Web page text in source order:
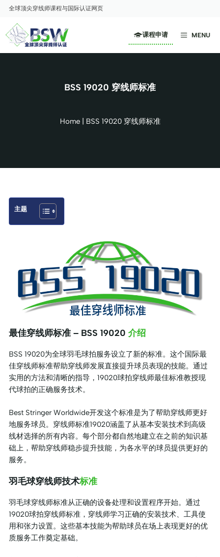
全球顶尖穿线师课程与国际认证网页
MENU
课程申请
BSS 19020 穿线师标准
Home| BSS 19020 穿线师标准
主题
最佳穿线师标准 – BSS 19020 介绍
BSS 19020为全球羽毛球拍服务设立了新的标准。这个国际最
佳穿线师标准帮助穿线师发展直接提升球员表现的技能。通过
实用的方法和清晰的指导，19020球拍穿线师最佳标准教授现
代球拍的正确服务技术。
Best Stringer Worldwide开发这个标准是为了帮助穿线师更好
地服务球员。穿线师标准19020涵盖了从基本安装技术到高级
线材选择的所有内容。每个部分都自然地建立在之前的知识基
础上，帮助穿线师稳步提升技能，为各水平的球员提供更好的
服务。
羽毛球穿线师技术标准
羽毛球穿线师标准从正确的设备处理和设置程序开始。通过
19020球拍穿线师标准，穿线师学习正确的安装技术、工具使
用和张力设置。这些基本技能为帮助球员在场上表现更好的优
质服务工作奠定基础。